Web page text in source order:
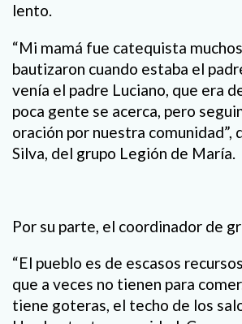
lento.
“Mi mamá fue catequista
bautizaron cuando estaba el
venía el padre Luciano, que era
poca gente se acerca, pero
oración por nuestra comunidad”,
Silva, del grupo Legión de María.
Por su parte, el coordinador de
“El pueblo es de escasos
que a veces no tienen para
tiene goteras, el techo de los